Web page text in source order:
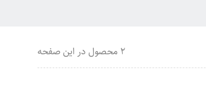
2 محصول در این صفحه